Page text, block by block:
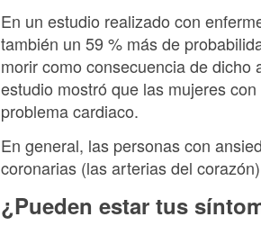
En un estudio realizado con
también un 59 % más de
morir como consecuencia de
estudio mostró que las mujeres
problema cardiaco.
En general, las personas con
coronarias (las arterias del
¿Pueden estar tus